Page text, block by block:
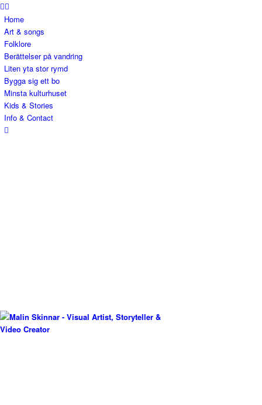
Home
Art & songs
Folklore
Berättelser på vandring
Liten yta stor rymd
Bygga sig ett bo
Minsta kulturhuset
Kids & Stories
Info & Contact